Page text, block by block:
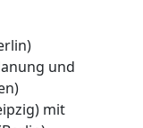
und
mit